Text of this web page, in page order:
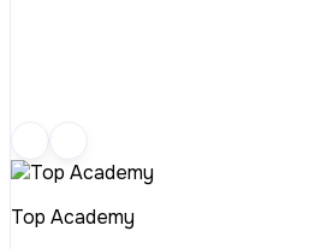
Top Academy